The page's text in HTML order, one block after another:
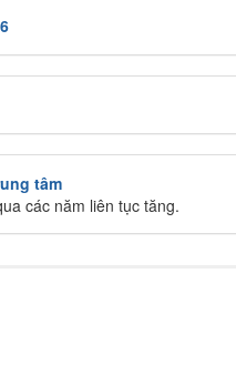
tâm
các năm liên tục tăng.